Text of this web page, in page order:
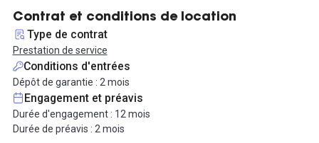
accueillant respectivement 8 et 10 personnes, une cuisine
équipée, des sanitaires et une douche. De plus, la façade s'ouvre
complètement, offrant ainsi une luminosité naturelle et une
ambiance conviviale.
Pour un tarif de 18 000 € HT, les charges, la climatisation
chaud/froid, le wifi, les prises RJ45, le ménage trois fois par
semaine, ainsi que les consommables sont inclus.
Contrat et conditions de location
Type de contrat
Prestation de service
Conditions d'entrées
Dépôt de garantie : 2 mois
Engagement et préavis
Durée d'engagement : 12 mois
Durée de préavis : 2 mois